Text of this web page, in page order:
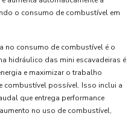
o consumo de combustível em
no consumo de combustível é o
hidráulico das mini escavadeiras é
e maximizar o trabalho
combustível possível. Isso inclui a
que entrega performance
no uso de combustível,